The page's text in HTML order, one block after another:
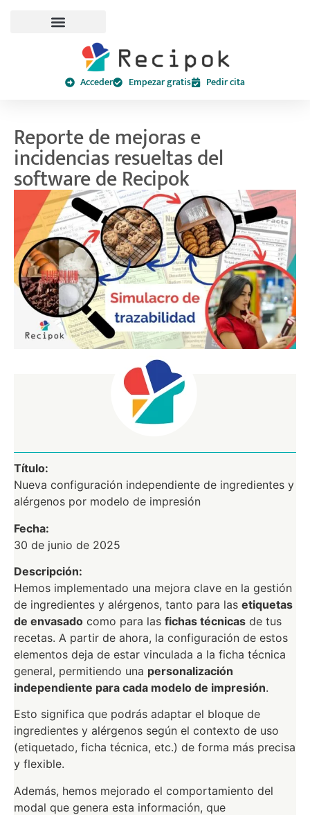
Acceder Empezar gratis Pedir cita
Reporte de mejoras e
incidencias resueltas del
software de Recipok
Título:
Nueva configuración independiente de ingredientes y
alérgenos por modelo de impresión
Fecha:
30 de junio de 2025
Descripción:
Hemos implementado una mejora clave en la gestión
de ingredientes y alérgenos, tanto para las etiquetas
de envasado como para las fichas técnicas de tus
recetas. A partir de ahora, la configuración de estos
elementos deja de estar vinculada a la ficha técnica
general, permitiendo una personalización
independiente para cada modelo de impresión.
Esto significa que podrás adaptar el bloque de
ingredientes y alérgenos según el contexto de uso
(etiquetado, ficha técnica, etc.) de forma más precisa
y flexible.
Además, hemos mejorado el comportamiento del
modal que genera esta información, que